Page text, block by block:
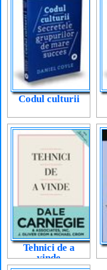
Codul culturii
Tehnici de a
vinde